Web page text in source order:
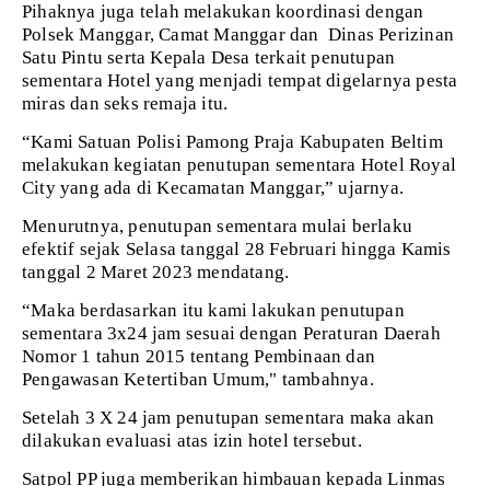
Pihaknya juga telah melakukan koordinasi dengan
Polsek Manggar, Camat Manggar dan Dinas Perizinan
Satu Pintu serta Kepala Desa terkait penutupan
sementara Hotel yang menjadi tempat digelarnya pesta
miras dan seks remaja itu.
“Kami Satuan Polisi Pamong Praja Kabupaten Beltim
melakukan kegiatan penutupan sementara Hotel Royal
City yang ada di Kecamatan Manggar,” ujarnya.
Menurutnya, penutupan sementara mulai berlaku
efektif sejak Selasa tanggal 28 Februari hingga Kamis
tanggal 2 Maret 2023 mendatang.
“Maka berdasarkan itu kami lakukan penutupan
sementara 3x24 jam sesuai dengan Peraturan Daerah
Nomor 1 tahun 2015 tentang Pembinaan dan
Pengawasan Ketertiban Umum," tambahnya.
Setelah 3 X 24 jam penutupan sementara maka akan
dilakukan evaluasi atas izin hotel tersebut.
Satpol PP juga memberikan himbauan kepada Linmas